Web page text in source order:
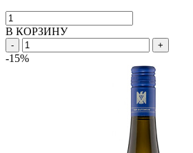
В КОРЗИНУ
- +
-15%